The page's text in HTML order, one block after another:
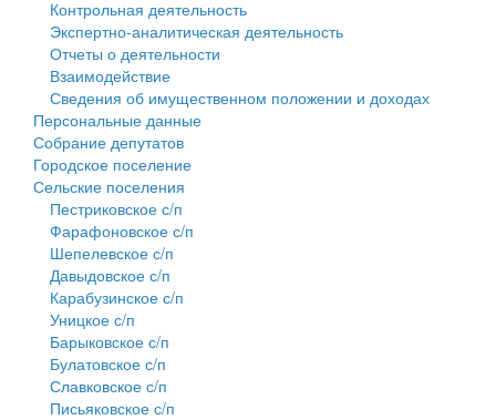
Сельские поселения
Контрольная деятельность
Экспертно-аналитическая деятельность
Отчеты о деятельности
Взаимодействие
Сведения об имущественном положении и доходах
Персональные данные
Собрание депутатов
Городское поселение
Сельские поселения
Пестриковское с/п
Фарафоновское с/п
Шепелевское с/п
Давыдовское с/п
Карабузинское с/п
Уницкое с/п
Барыковское с/п
Булатовское с/п
Славковское с/п
Письяковское с/п